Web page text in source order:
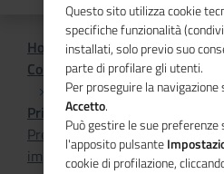
Home
Comunicazione istituzionale
Primo Piano
Presentato a Genova il XXIV
imprese industriali italiane
Questo sito utilizza cookie
specifiche funzionalità
installati, solo previo suo
parte di profilare gli utenti.
Per proseguire la
Accetto.
Può gestire le sue
l'apposito pulsante
cookie di profilazione,